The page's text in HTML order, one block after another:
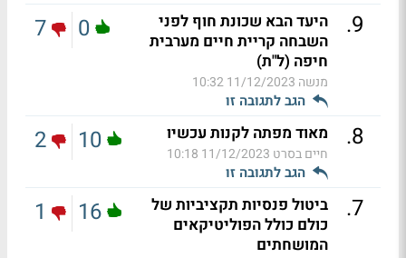
9
.
היעד הבא שכונת חוף לפני
השבחה קריית חיים מערבית
חיפה (ל"ת)
מנשה 11/12/2023 10:32
הגב לתגובה זו
0
7
8
. מאוד מפתה לקנות עכשיו
חיים בסרט 11/12/2023 10:18
הגב לתגובה זו
10
2
7
.
ביטול פנסיות תקציביות של
כולם כולל הפוליטיקאים
המושחתים
16
1